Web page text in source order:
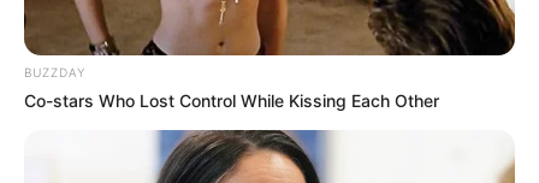
BUZZDAY
Co-stars Who Lost Control While Kissing Each Other